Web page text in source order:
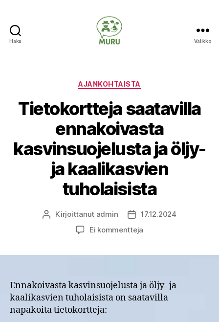
Haku Valikko
Kategoriat
AJANKOHTAISTA
Tietokortteja saatavilla
ennakoivasta
kasvinsuojelusta ja öljy-
ja kaalikasvien
tuholaisista
Kirjoittaja
Kirjoittanut admin Julkaisupäivämäärä
17.12.2024
Ei kommentteja
ja
öljy-
Ennakoivasta kasvinsuojelusta ja öljy- ja
kaalikasvien tuholaisista on saatavilla
napakoita tietokortteja: